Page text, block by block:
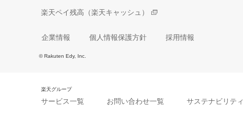
楽天ペイ残高（楽天キャッシュ）
企業情報 個人情報保護方針 採用情報
© Rakuten Edy, Inc.
楽天グループ
サービス一覧 お問い合わせ一覧 サステナビリティ